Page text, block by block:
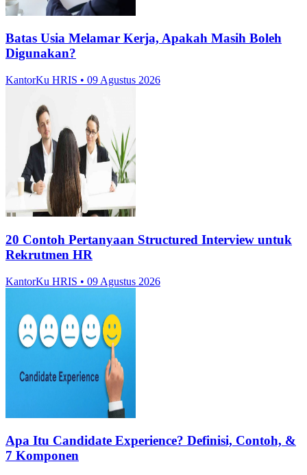
Batas Usia Melamar Kerja, Apakah Masih Boleh
Digunakan?
KantorKu HRIS • 09 Agustus 2026
20 Contoh Pertanyaan Structured Interview untuk
Rekrutmen HR
KantorKu HRIS • 09 Agustus 2026
Apa Itu Candidate Experience? Definisi, Contoh, &
7 Komponen